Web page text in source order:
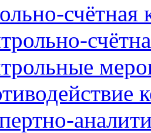
счётная